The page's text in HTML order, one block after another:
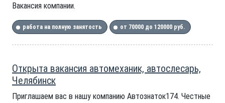
Вакансия компании.
работа на полную занятость от 70000 до 120000 руб.
Открыта вакансия автомеханик, автослесарь,
Челябинск
Приглашаем вас в нашу компанию Автознаток174. Честные